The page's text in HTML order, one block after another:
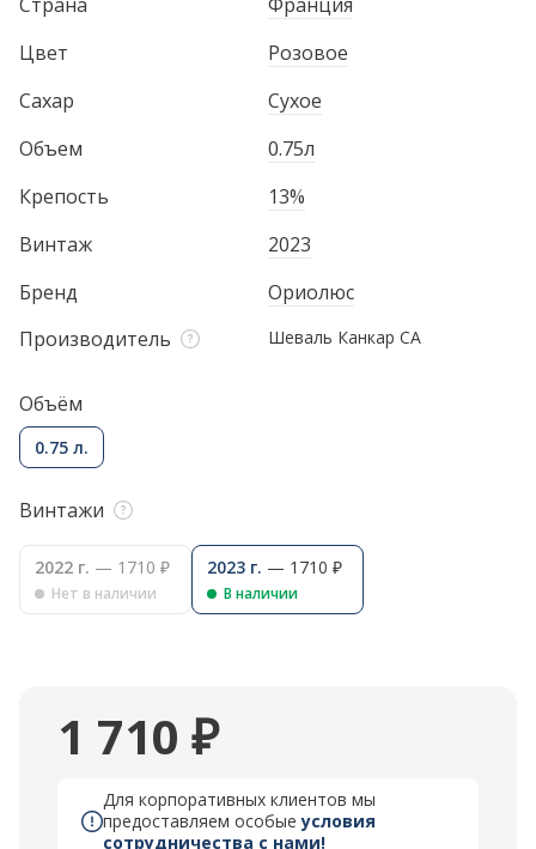
Цвет
Розовое
Сахар
Сухое
Объем
0.75л
Крепость
13%
Винтаж
2023
Бренд
Ориолюс
Производитель
Шеваль Канкар СА
Объём
0.75 л.
Винтажи
2022 г. — 1710 ₽
Нет в наличии
2023 г. — 1710 ₽
В наличии
1 710 ₽
Для корпоративных клиентов мы
предоставляем особыеусловия
сотрудничества с нами!